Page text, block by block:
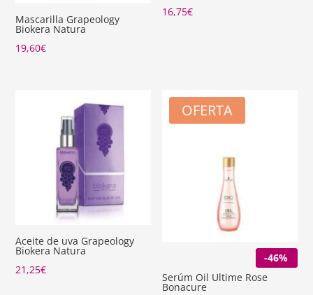
Mascarilla Grapeology
Biokera Natura
19,60€
16,75€
Aceite de uva Grapeology
Biokera Natura
21,25€
OFERTA
-46%
Serúm Oil Ultime Rose
Bonacure